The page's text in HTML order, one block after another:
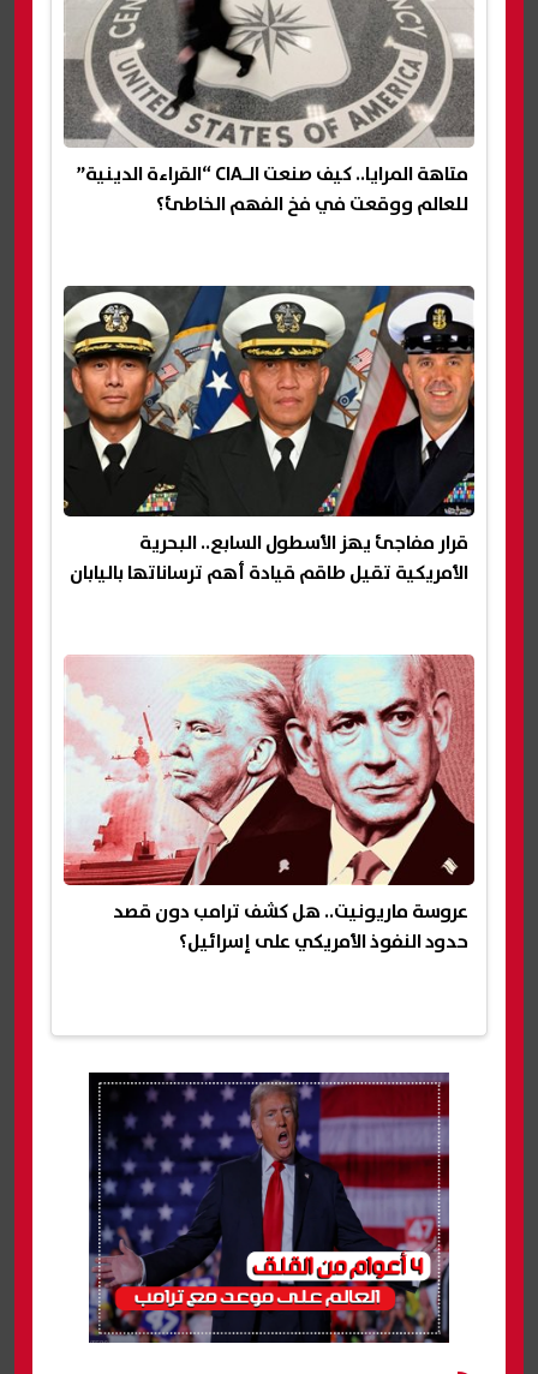
متاهة المرايا.. كيف صنعت الـCIA “القراءة الدينية”
للعالم ووقعت في فخ الفهم الخاطئ؟
قرار مفاجئ يهز الأسطول السابع.. البحرية
الأمريكية تقيل طاقم قيادة أهم ترساناتها باليابان
عروسة ماريونيت.. هل كشف ترامب دون قصد
حدود النفوذ الأمريكي على إسرائيل؟